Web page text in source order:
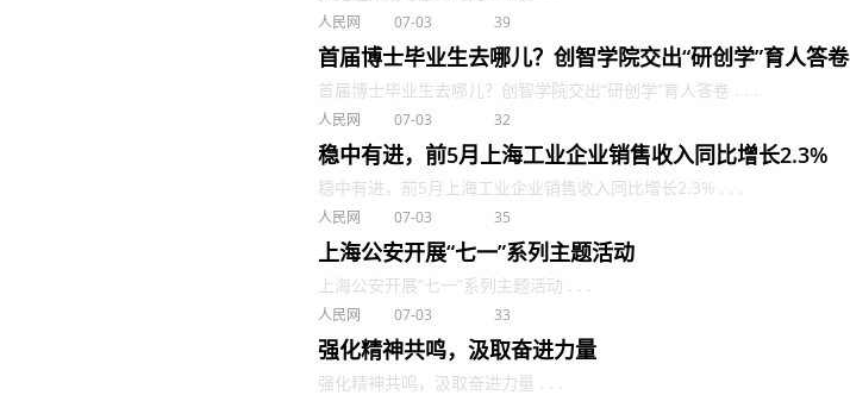
人民网 07-03 39
首届博士毕业生去哪儿？创智学院交出“研创学”育人答卷
首届博士毕业生去哪儿？创智学院交出“研创学”育人答卷 . . .
人民网 07-03 32
稳中有进，前5月上海工业企业销售收入同比增长2.3%
稳中有进，前5月上海工业企业销售收入同比增长2.3% . . .
人民网 07-03 35
上海公安开展“七一”系列主题活动
上海公安开展“七一”系列主题活动 . . .
人民网 07-03 33
强化精神共鸣，汲取奋进力量
强化精神共鸣，汲取奋进力量 . . .